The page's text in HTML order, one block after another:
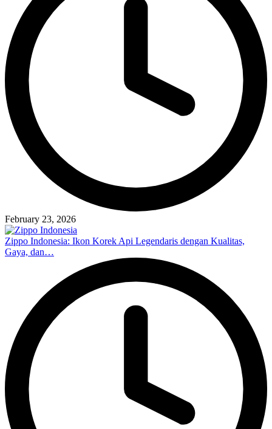
February 23, 2026
Zippo Indonesia: Ikon Korek Api Legendaris dengan Kualitas,
Gaya, dan…